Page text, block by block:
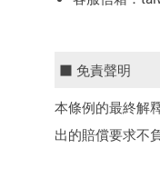
■ 免責聲明
本條例的最終解
出的賠償要求不